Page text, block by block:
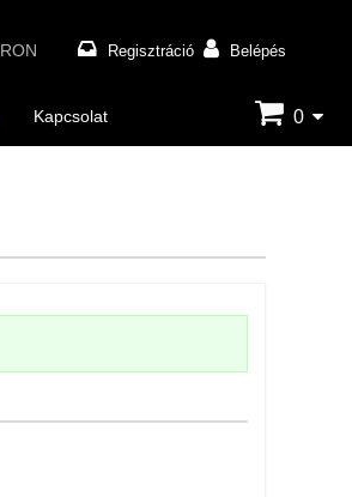
RON Regisztráció Belépés
Kapcsolat 0